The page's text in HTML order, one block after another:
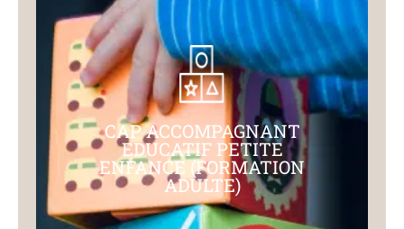
CAP ACCOMPAGNANT
EDUCATIF PETITE
ENFANCE (FORMATION
ADULTE)